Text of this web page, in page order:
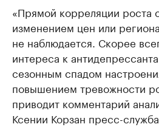
«Прямой корреляции роста
изменением цен или
не наблюдается. Скорее
интереса к
сезонным спадом
повышением тревожности
приводит комментарий
Ксении Корзан пресс-служба.